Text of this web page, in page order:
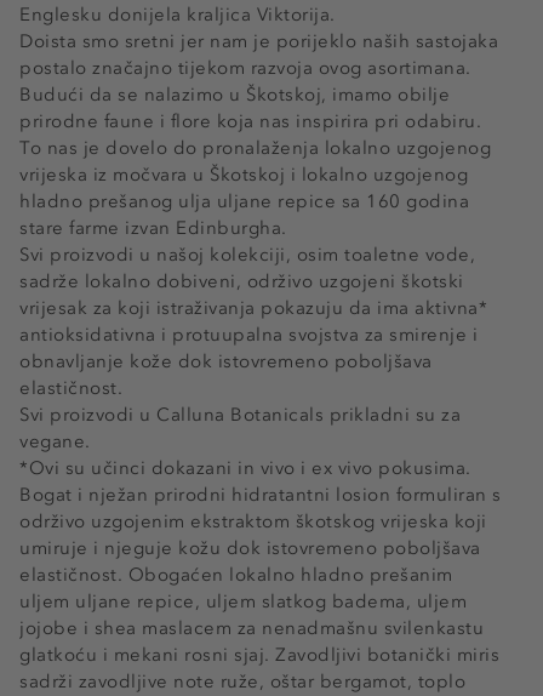
Englesku donijela kraljica Viktorija.
Doista smo sretni jer nam je porijeklo naših sastojaka
postalo značajno tijekom razvoja ovog asortimana.
Budući da se nalazimo u Škotskoj, imamo obilje
prirodne faune i flore koja nas inspirira pri odabiru.
To nas je dovelo do pronalaženja lokalno uzgojenog
vrijeska iz močvara u Škotskoj i lokalno uzgojenog
hladno prešanog ulja uljane repice sa 160 godina
stare farme izvan Edinburgha.
Svi proizvodi u našoj kolekciji, osim toaletne vode,
sadrže lokalno dobiveni, održivo uzgojeni škotski
vrijesak za koji istraživanja pokazuju da ima aktivna*
antioksidativna i protuupalna svojstva za smirenje i
obnavljanje kože dok istovremeno poboljšava
elastičnost.
Svi proizvodi u Calluna Botanicals prikladni su za
vegane.
*Ovi su učinci dokazani in vivo i ex vivo pokusima.
Bogat i nježan prirodni hidratantni losion formuliran s
održivo uzgojenim ekstraktom škotskog vrijeska koji
umiruje i njeguje kožu dok istovremeno poboljšava
elastičnost. Obogaćen lokalno hladno prešanim
uljem uljane repice, uljem slatkog badema, uljem
jojobe i shea maslacem za nenadmašnu svilenkastu
glatkoću i mekani rosni sjaj. Zavodljivi botanički miris
sadrži zavodljive note ruže, oštar bergamot, toplo